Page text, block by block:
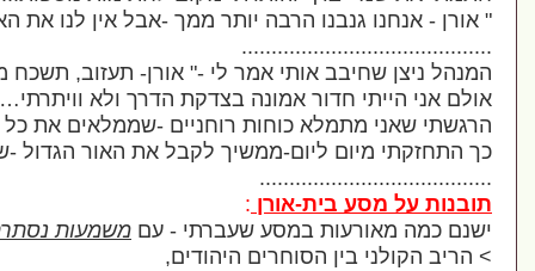
הרבה יותר ממך-אבל אין לנו את האומץ."
אותי אמר לי -"אורן-תעזוב,תשכח מזה."
אמונה בצדקת הדרך ולא וויתרתי….
כוחות רוחניים-שממלאים את כל ישותי.
ליום- ממשיך לקבל את האור הגדול-שהציף אותי.
בית-אורן:
במסע שעברתי -עם משמעות נסתרת:
הסוחרים היהודים,